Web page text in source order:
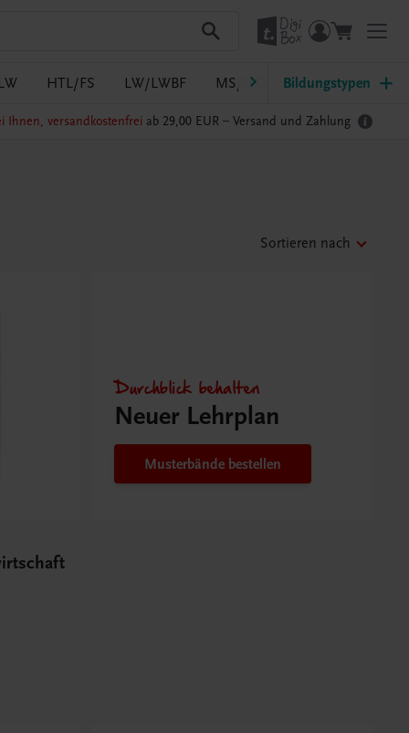
HTL/FS LW/LWBF MS/ASO Pflege PTS
Bildungstypen
Ihnen, versandkostenfrei ab 29,00 EUR – Versand und Zahlung
Sortieren nach
Durchblick behalten
Neuer Lehrplan
Musterbände bestellen